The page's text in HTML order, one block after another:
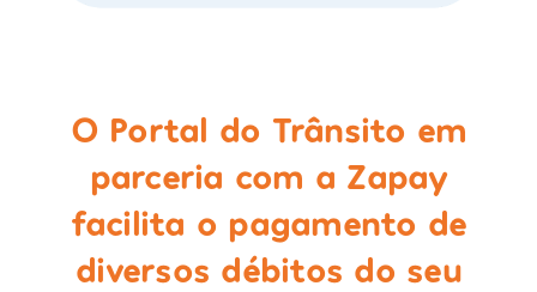
O Portal do Trânsito em
parceria com a Zapay
facilita o pagamento de
diversos débitos do seu